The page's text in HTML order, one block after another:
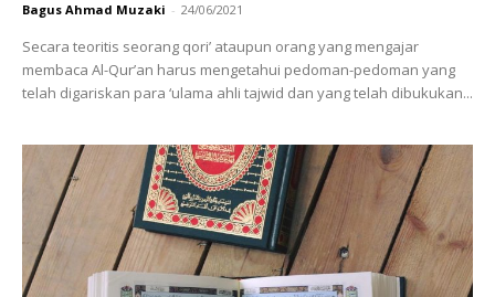
Bagus Ahmad Muzaki - 24/06/2021
Secara teoritis seorang qori’ ataupun orang yang mengajar
membaca Al-Qur’an harus mengetahui pedoman-pedoman yang
telah digariskan para ‘ulama ahli tajwid dan yang telah dibukukan...